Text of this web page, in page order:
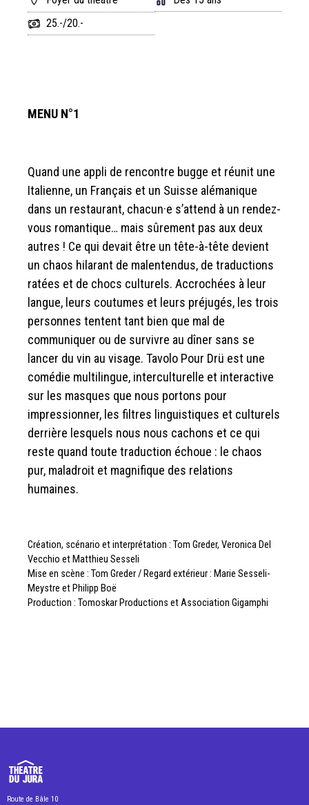
MENU N°1
Quand une appli de rencontre bugge et réunit une
Italienne, un Français et un Suisse alémanique
dans un restaurant, chacun·e s’attend à un rendez-
vous romantique… mais sûrement pas aux deux
autres ! Ce qui devait être un tête-à-tête devient
un chaos hilarant de malentendus, de traductions
ratées et de chocs culturels. Accrochées à leur
langue, leurs coutumes et leurs préjugés, les trois
personnes tentent tant bien que mal de
communiquer ou de survivre au dîner sans se
lancer du vin au visage. Tavolo Pour Drü est une
comédie multilingue, interculturelle et interactive
sur les masques que nous portons pour
impressionner, les filtres linguistiques et culturels
derrière lesquels nous nous cachons et ce qui
reste quand toute traduction échoue : le chaos
pur, maladroit et magnifique des relations
humaines.
Création, scénario et interprétation : Tom Greder, Veronica Del
Vecchio et Matthieu Sesseli
Mise en scène : Tom Greder / Regard extérieur : Marie Sesseli-
Meystre et Philipp Boë
Production : Tomoskar Productions et Association Gigamphi
25.-/20.-
Route de Bâle 10